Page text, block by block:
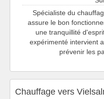
Spécialiste du
assure le bon
une tranquillité
expérimenté intervient
prévenir les
Chauffage vers